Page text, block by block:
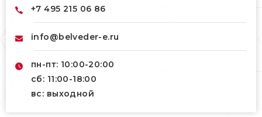
+7 495 215 06 86
info@belveder-e.ru
пн-пт: 10:00-20:00
сб: 11:00-18:00
вс: выходной